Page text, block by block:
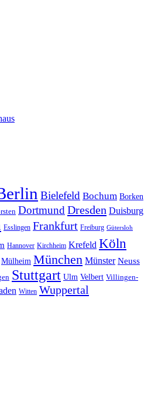
Bielefeld Bochum Borken
DortmundDresden Duisburg
Esslingen Frankfurt Freiburg Gütersloh
Hannover Kirchheim Krefeld Köln
Mülheim München Münster Neuss
Stuttgart Ulm Velbert Villingen-
Witten Wuppertal